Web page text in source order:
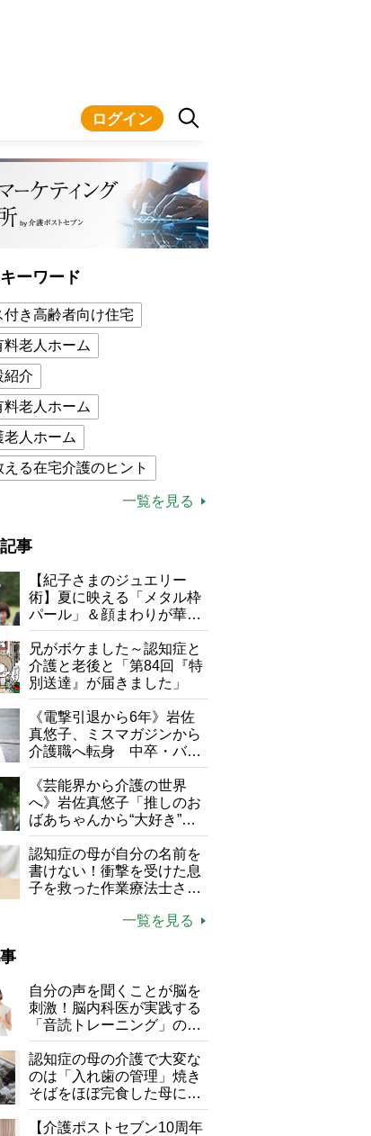
ログイン
ーワード
付き高齢者向け住宅
料老人ホーム
紹介
料老人ホーム
老人ホーム
える在宅介護のヒント
介護食
なつきません
距離介護サバイバル術
した
便利なサービス
一覧を見る
事
【紀子さまのジュエリー
術】夏に映える「メタル枠
パール」＆顔まわりが華や
ぐ「揺れる一粒」の使い分
け方
兄がボケました～認知症と
介護と老後と「第84回『特
別送達』が届きました」
《電撃引退から6年》岩佐
真悠子、ミスマガジンから
介護職へ転身 中卒・バイ
ト経験ゼロの彼女が見つけ
た“居場所”「社会の役に立
ちながら自分らしくいられ
る」
《芸能界から介護の世界
へ》岩佐真悠子「推しのお
ばあちゃんから“大好き”を
もらえる」理不尽さも吹き
飛ぶ“やりがい”、介護の現
場は「愛おしい」
認知症の母が自分の名前を
書けない！衝撃を受けた息
子を救った作業療法士さん
一覧を見る
自分の声を聞くことが脳を
刺激！脳内科医が実践する
「音読トレーニング」の極
意
認知症の母の介護で大変な
のは「入れ歯の管理」焼き
そばをほぼ完食した母に息
子が血の気が引いた理由
【介護ポストセブン10周年